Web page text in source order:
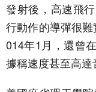
發射後，高速飛
行動作的導彈很
014年1月，還曾
據稱速度甚至高達